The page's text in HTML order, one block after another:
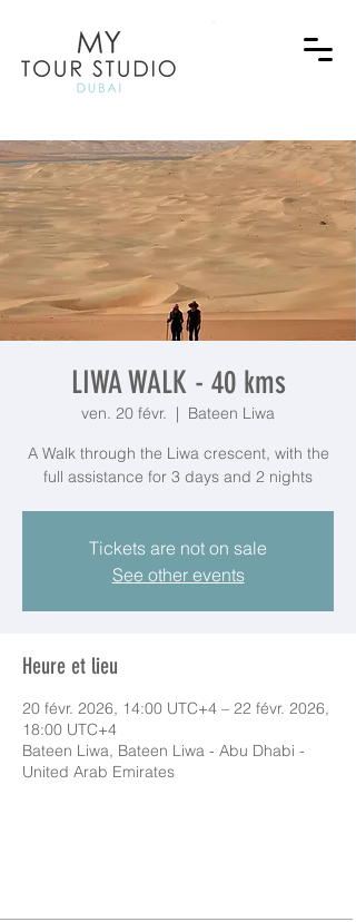
LIWA WALK - 40 kms
ven. 20 févr.
  |
Bateen Liwa
A Walk through the Liwa crescent, with the
full assistance for 3 days and 2 nights
Tickets are not on sale
See other events
Heure et lieu
20 févr. 2026, 14:00 UTC+4 – 22 févr. 2026,
18:00 UTC+4
Bateen Liwa, Bateen Liwa - Abu Dhabi -
United Arab Emirates